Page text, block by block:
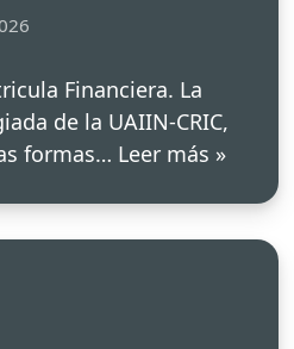
Financiera. La
de la UAIIN-CRIC,
formas… Leer más »